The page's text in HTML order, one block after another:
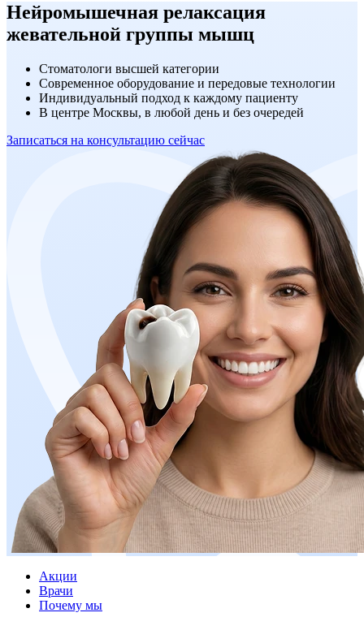
Нейромышечная релаксация
жевательной группы мышц
Стоматологи высшей категории
Современное оборудование и передовые технологии
Индивидуальный подход к каждому пациенту
В центре Москвы, в любой день и без очередей
Записаться на консультацию сейчас
Акции
Врачи
Почему мы